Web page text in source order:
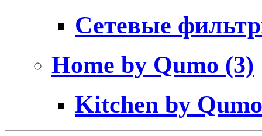
Сетевые
Home by Qumo (3)
Kitchen by